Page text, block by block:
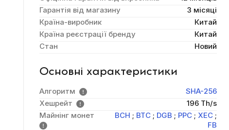
Гарантія від магазину
3 місяці
Країна-виробник
Китай
Країна реєстрації бренду
Китай
Стан
Новий
Основні характеристики
Алгоритм
SHA-256
Хешрейт
196 Th/s
Майнінг монет
BCH ; BTC ; DGB ; PPC ; XEC ;
FB